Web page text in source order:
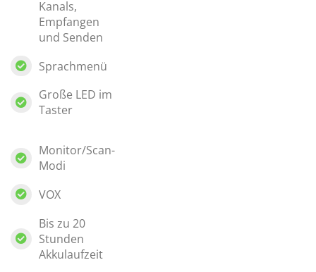
Kanals,
Empfangen
und Senden
Sprachmenü
Große LED im
Taster
Monitor/Scan-
Modi
VOX
Bis zu 20
Stunden
Akkulaufzeit